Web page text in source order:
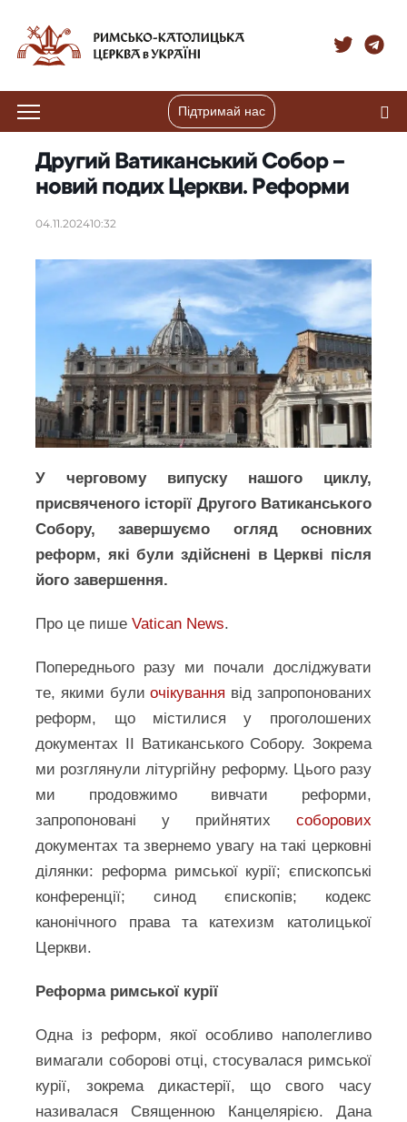
Підтримай нас
Другий Ватиканський Собор –
новий подих Церкви. Реформи
04.11.202410:32
У черговому випуску нашого циклу,
присвяченого історії Другого Ватиканського
Собору, завершуємо огляд основних
реформ, які були здійснені в Церкві після
його завершення.
Про це пишеVatican News.
Попереднього разу ми почали досліджувати
те, якими булиочікування від запропонованих
реформ, що містилися у проголошених
документах ІІ Ватиканського Собору. Зокрема
ми розглянули літургійну реформу. Цього разу
ми продовжимо вивчати реформи,
запропоновані у прийнятих соборових
документах та звернемо увагу на такі церковні
ділянки: реформа римської курії; єпископські
конференції; синод єпископів; кодекс
канонічного права та катехизм католицької
Церкви.
Реформа римської курії
Одна із реформ, якої особливо наполегливо
вимагали соборові отці, стосувалася римської
курії, зокрема дикастерії, що свого часу
називалася Священною Канцелярією. Дана